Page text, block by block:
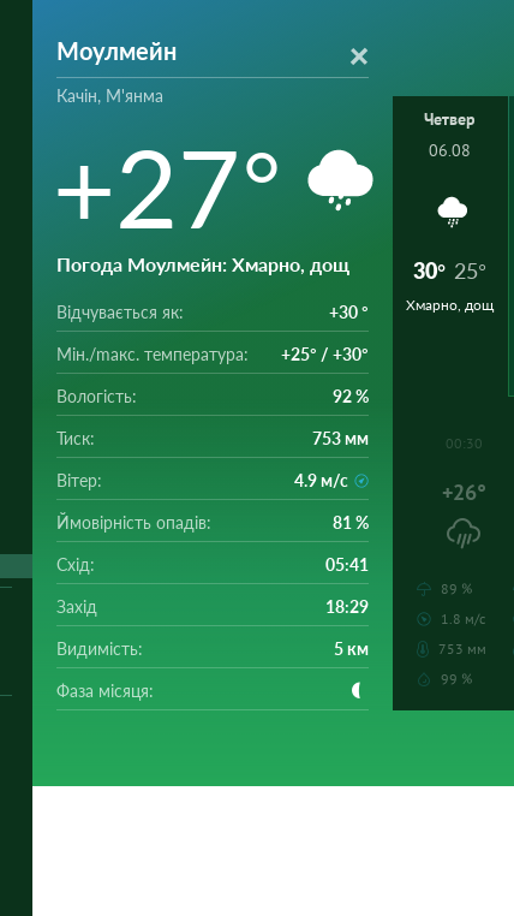
Моулмейн
Качін, М'янма
+27°
Погода Моулмейн: Хмарно, дощ
Відчувається як: +30 °
Мін./mакс. температура: +25° / +30°
Вологість: 92 %
Тиск: 753 мм
Вітер: 4.9 м/с
Ймовірність опадів: 81 %
Схід: 05:41
Захід 18:29
Видимість: 5 км
Фаза місяця:
Четвер
06.08
30° 25°
Хмарно, дощ
00:30
+26°
89 %
1.8 м/с
753 мм
99 %